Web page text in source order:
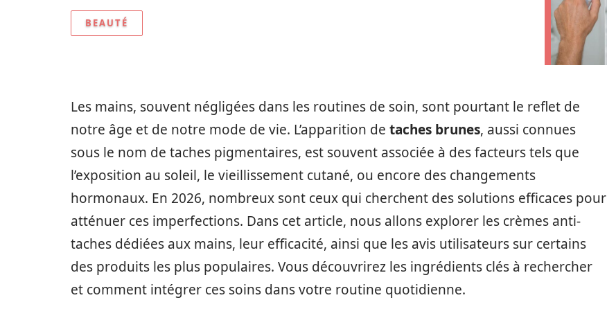
BEAUTÉ
Les mains, souvent négligées dans les routines de soin, sont pourtant le reflet de
notre âge et de notre mode de vie. L’apparition de taches brunes, aussi connues
sous le nom de taches pigmentaires, est souvent associée à des facteurs tels que
l’exposition au soleil, le vieillissement cutané, ou encore des changements
hormonaux. En 2026, nombreux sont ceux qui cherchent des solutions efficaces pour
atténuer ces imperfections. Dans cet article, nous allons explorer les crèmes anti-
taches dédiées aux mains, leur efficacité, ainsi que les avis utilisateurs sur certains
des produits les plus populaires. Vous découvrirez les ingrédients clés à rechercher
et comment intégrer ces soins dans votre routine quotidienne.